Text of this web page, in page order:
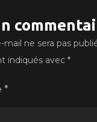
mail ne sera pas
indiqués avec*
*